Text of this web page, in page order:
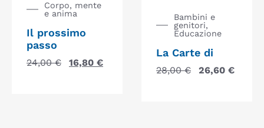
Corpo, mente
e anima
Il prossimo
passo
24,00€ 16,80 €
Bambini e
genitori,
Educazione
La Carte di
28,00€ 26,60 €